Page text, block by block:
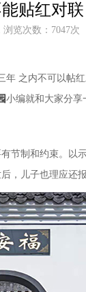
贴红对联
浏览次数：7047次
年 之内不可以帖
小编就和大家分享
节制和约束。以
儿子也理应还